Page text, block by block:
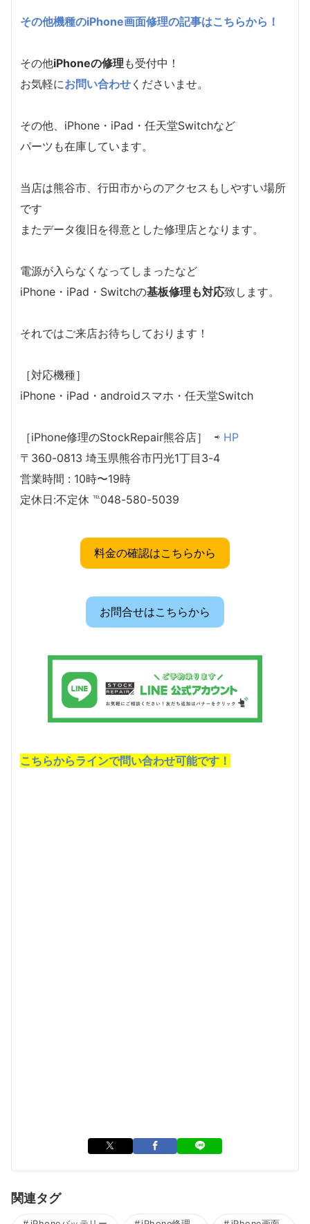
その他機種のiPhone画面修理の記事はこちらから！
その他iPhoneの修理 も受付中！
お気軽にお問い合わせ くださいませ。
その他、iPhone・iPad・任天堂Switchなど
パーツも在庫しています。
当店は熊谷市、行田市からのアクセスもしやすい場所
です
またデータ復旧を得意とした修理店となります。
電源が入らなくなってしまったなど
iPhone・iPad・Switchの基板修理も対応致します。
それではご来店お待ちしております！
［対応機種］
iPhone・iPad・androidスマホ・任天堂Switch
［iPhone修理のStockRepair熊谷店］ ⇨ HP
〒360-0813 埼玉県熊谷市円光1丁目3-4
営業時間 : 10時〜19時
定休日:不定休 ℡048-580-5039
料金の確認はこちらから
お問合せはこちらから
こちらからラインで問い合わせ可能です！
関連タグ